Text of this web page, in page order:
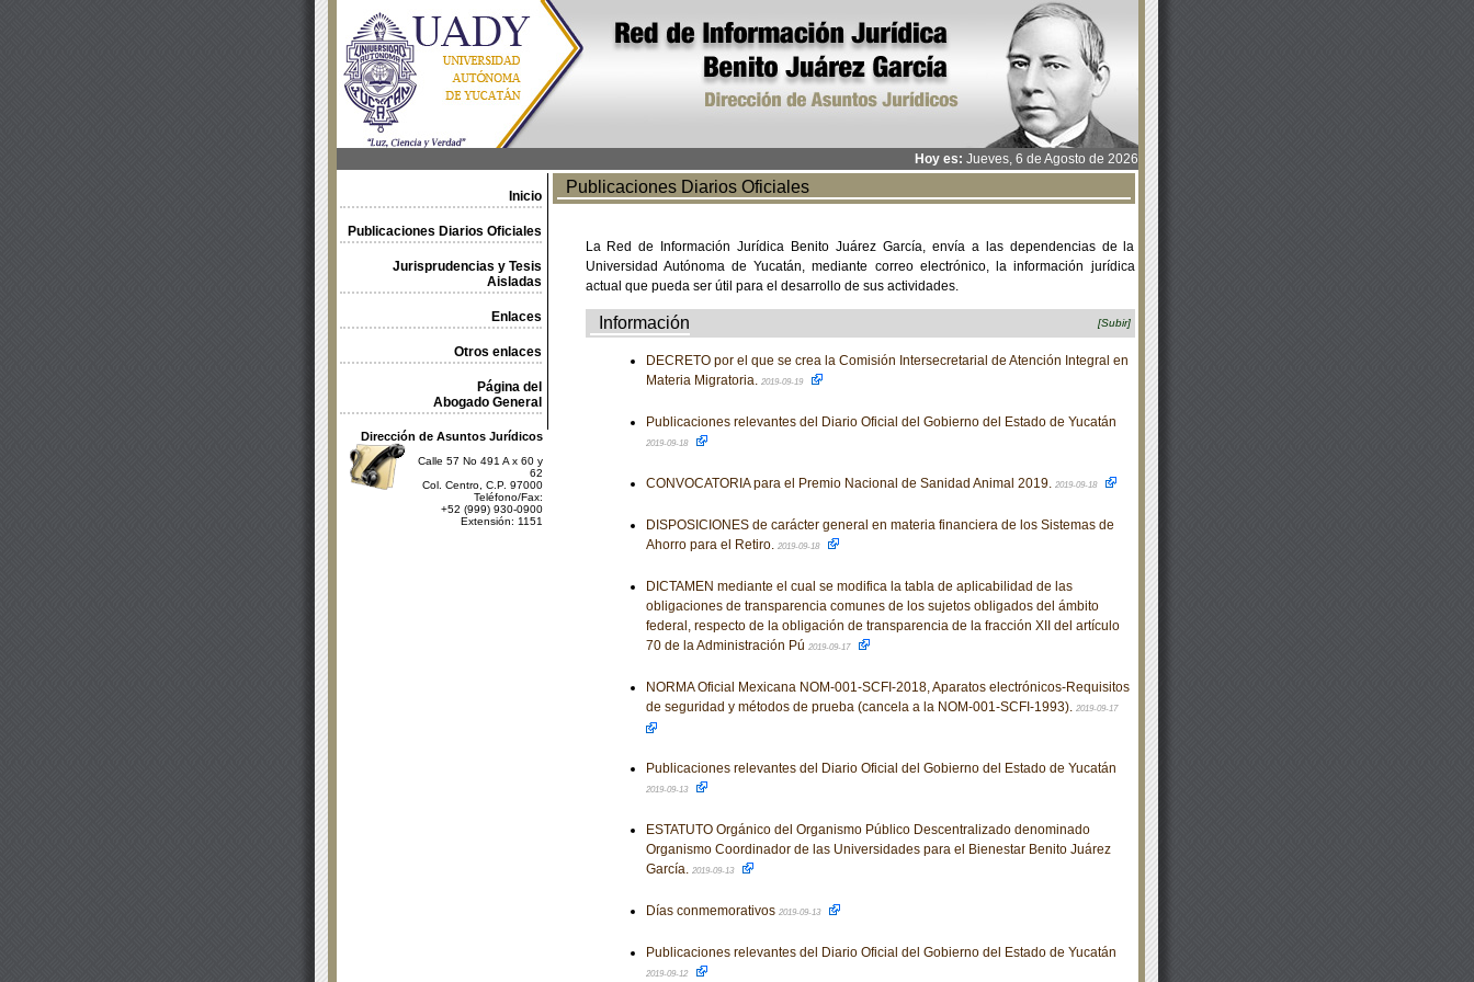
Hoy es: Jueves, 6 de Agosto de 2026
Inicio
Publicaciones Diarios Oficiales
Jurisprudencias y Tesis
Aisladas
Enlaces
Otros enlaces
Página del
Abogado General
Dirección de Asuntos Jurídicos
Calle 57 No 491 A x 60 y
62
Col. Centro, C.P. 97000
Teléfono/Fax:
+52 (999) 930-0900
Extensión: 1151
Publicaciones Diarios Oficiales
La Red de Información Jurídica Benito Juárez García, envía a las dependencias de la
Universidad Autónoma de Yucatán, mediante correo electrónico, la información jurídica
actual que pueda ser útil para el desarrollo de sus actividades.
Información [Subir]
DECRETO por el que se crea la Comisión Intersecretarial de Atención Integral en
Materia Migratoria. 2019-09-19
Publicaciones relevantes del Diario Oficial del Gobierno del Estado de Yucatán
2019-09-18
CONVOCATORIA para el Premio Nacional de Sanidad Animal 2019. 2019-09-18
DISPOSICIONES de carácter general en materia financiera de los Sistemas de
Ahorro para el Retiro. 2019-09-18
DICTAMEN mediante el cual se modifica la tabla de aplicabilidad de las
obligaciones de transparencia comunes de los sujetos obligados del ámbito
federal, respecto de la obligación de transparencia de la fracción XII del artículo
70 de la Administración Pú 2019-09-17
NORMA Oficial Mexicana NOM-001-SCFI-2018, Aparatos electrónicos-Requisitos
de seguridad y métodos de prueba (cancela a la NOM-001-SCFI-1993). 2019-09-17
Publicaciones relevantes del Diario Oficial del Gobierno del Estado de Yucatán
2019-09-13
ESTATUTO Orgánico del Organismo Público Descentralizado denominado
Organismo Coordinador de las Universidades para el Bienestar Benito Juárez
García. 2019-09-13
Días conmemorativos 2019-09-13
Publicaciones relevantes del Diario Oficial del Gobierno del Estado de Yucatán
2019-09-12